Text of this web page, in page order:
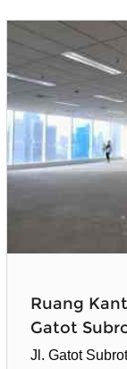
Ruang
Gatot
Jl. Gatot